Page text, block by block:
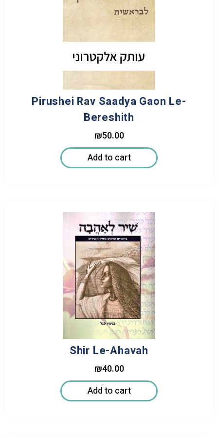
Pirushei Rav Saadya Gaon Le-
Bereshith
₪50.00
Add to cart
Shir Le-Ahavah
₪40.00
Add to cart